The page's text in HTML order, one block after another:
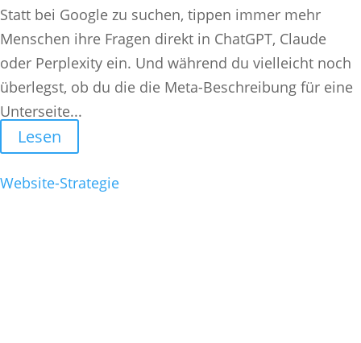
Statt bei Google zu suchen, tippen immer mehr
Menschen ihre Fragen direkt in ChatGPT, Claude
oder Perplexity ein. Und während du vielleicht noch
überlegst, ob du die die Meta-Beschreibung für eine
Unterseite...
Lesen
Website-Strategie